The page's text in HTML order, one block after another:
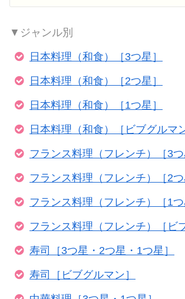
▼ジャンル別
日本料理（和食）［3つ星］
日本料理（和食）［2つ星］
日本料理（和食）［1つ星］
日本料理（和食）［ビブグルマ
フランス料理（フレンチ）［3つ
フランス料理（フレンチ）［2つ
フランス料理（フレンチ）［1つ
フランス料理（フレンチ）［ビ
寿司［3つ星・2つ星・1つ星］
寿司［ビブグルマン］